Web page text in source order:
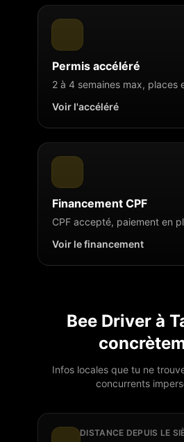
Permis accéléré
2 à 4 semaines max, places
Voir l'accéléré
Financement CPF
CPF accepté, paiement en
Voir le financement
Bee Driver à
Infos locales que tu ne
concurrents
DISTANCE DEPUIS LE